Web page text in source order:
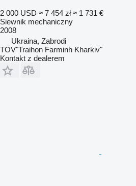
2 000 USD ≈ 7 454 zł ≈ 1 731 €
Siewnik mechaniczny
2008
Ukraina, Zabrodi
TOV"Traihon Farminh Kharkiv"
Kontakt z dealerem